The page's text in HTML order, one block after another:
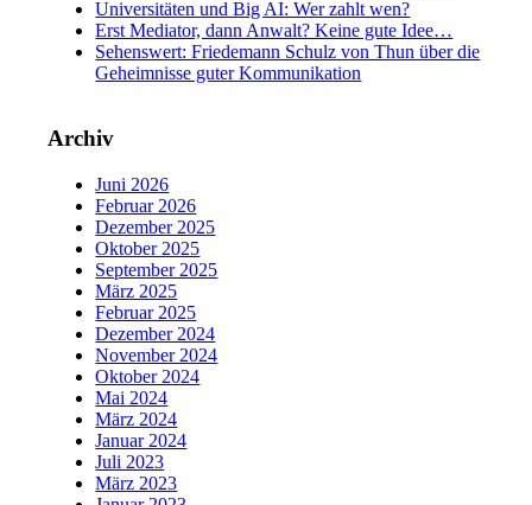
Universitäten und Big AI: Wer zahlt wen?
Erst Mediator, dann Anwalt? Keine gute Idee…
Sehenswert: Friedemann Schulz von Thun über die
Geheimnisse guter Kommunikation
Archiv
Juni 2026
Februar 2026
Dezember 2025
Oktober 2025
September 2025
März 2025
Februar 2025
Dezember 2024
November 2024
Oktober 2024
Mai 2024
März 2024
Januar 2024
Juli 2023
März 2023